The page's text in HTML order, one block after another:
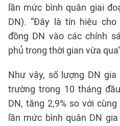
lần mức bình quân giai
DN). “Đây là tín hiệu
đồng DN vào các chính
phủ trong thời gian vừa
Như vậy, số lượng DN
trường trong 10 tháng
DN, tăng 2,9% so với
lần mức bình quân DN